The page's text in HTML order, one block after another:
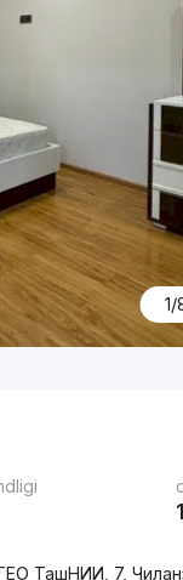
1/
ТашНИИ, 7,